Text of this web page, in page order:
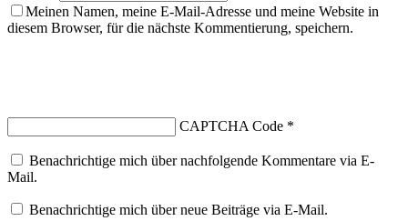
Meinen Namen, meine E-Mail-Adresse und meine Website in
diesem Browser, für die nächste Kommentierung, speichern.
CAPTCHA Code *
Benachrichtige mich über nachfolgende Kommentare via E-
Mail.
Benachrichtige mich über neue Beiträge via E-Mail.